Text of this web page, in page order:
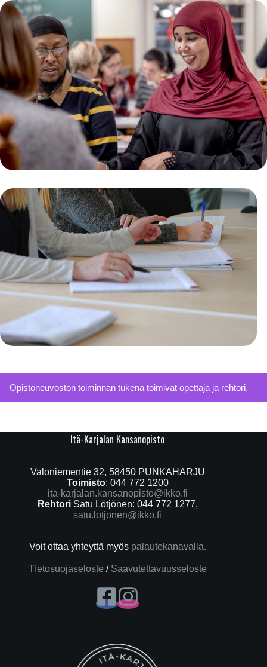
Opistoneuvoston toiminnan tukena toimivat opettaja ja rehtori.
Itä-Karjalan Kansanopisto
Valoniementie 32, 58450 PUNKAHARJU
Toimisto: 044 772 1200
ita-karjalan.kansanopisto@ikko.fi
Rehtori Satu Lötjönen: 044 772 1277,
satu.lotjonen@ikko.fi
Voit ottaa yhteyttä myös palautekanavalla.
TIetosuojaseloste / Saavutettavuusseloste